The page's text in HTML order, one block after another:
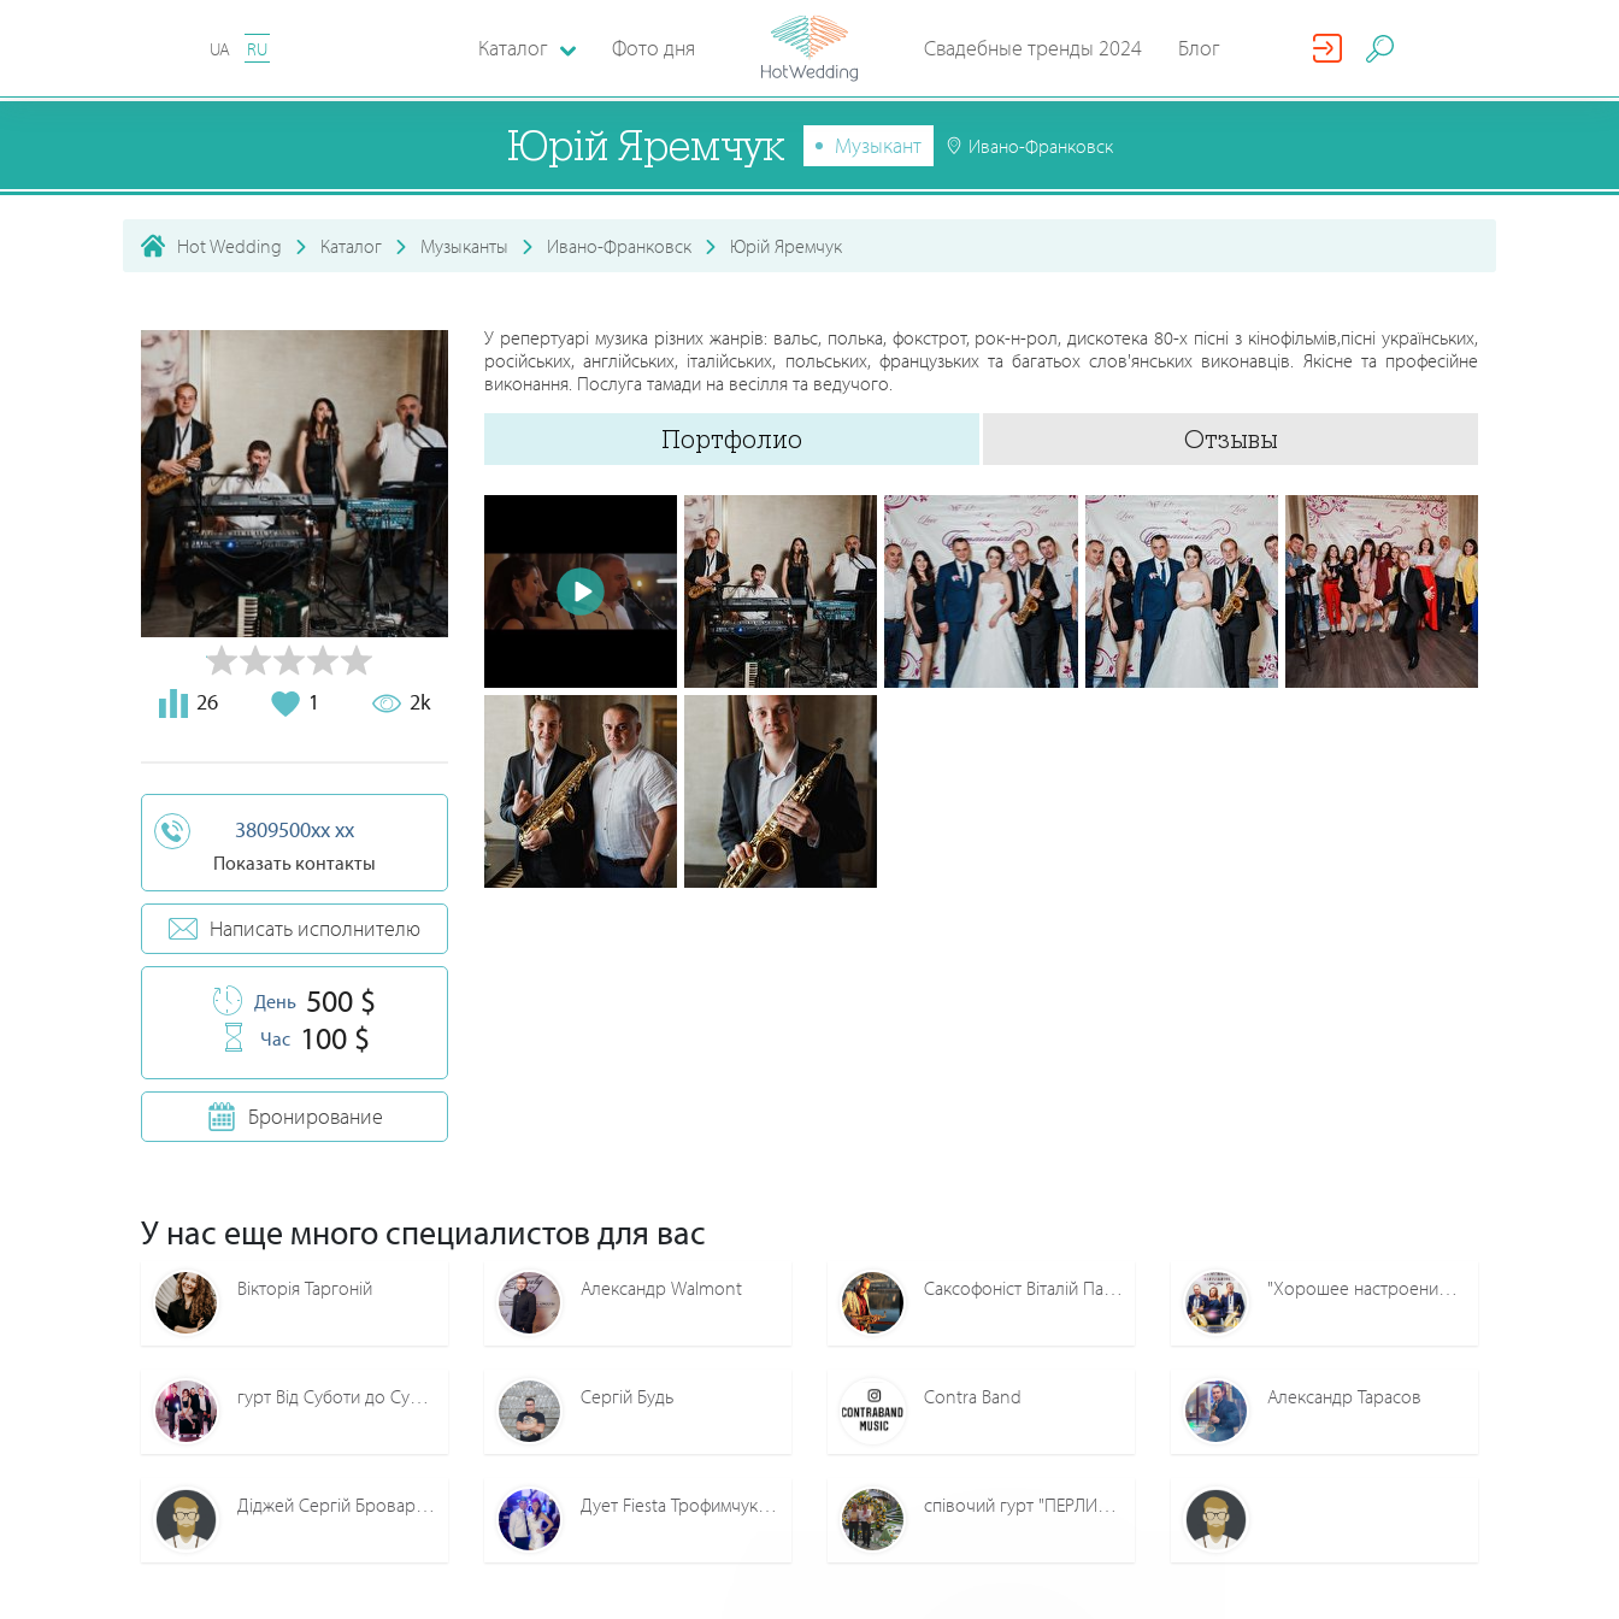
UA RU Каталог Фото дня Свадебные тренды 2024 Блог
Юрій Яремчук Музыкант Ивано-Франковск
Hot Wedding Каталог Музыканты Ивано-Франковск Юрій Яремчук
26 1 2k
3809500xx xx
Показать контакты
Написать исполнителю
День 500 $
Час 100 $
Бронирование
У репертуарі музика різних жанрів: вальс, полька, фокстрот, рок-н-рол, дискотека 80-х пісні з кінофільмів,пісні українських,
російських, англійських, італійських, польських, французьких та багатьох слов'янських виконавців. Якісне та професійне
виконання. Послуга тамади на весілля та ведучого.
Портфолио Отзывы
0 0
У нас еще много специалистов для вас
Вікторія Таргоній Александр Walmont Саксофоніст Віталій Павлюк "Хорошее настроение" Шоу-группа
гурт Від Суботи до Суботи м.Ст Сергій Будь Contra Band Александр Тарасов
Діджей Сергій Бровари/Київ Дует Fiesta Трофимчук Ігор співочий гурт "ПЕРЛИНИ ДУШІ"